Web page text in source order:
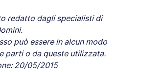
redatto dagli specialisti di
può essere in alcun modo
parti o da queste utilizzata.
20/05/2015